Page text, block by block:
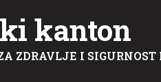
kanton
ZDRAVLJE I